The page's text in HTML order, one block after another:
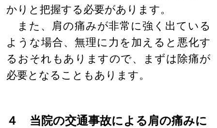
かりと把握する必要があります。
また、肩の痛みが非常に強く出ている
ような場合、無理に力を加えると悪化す
るおそれもありますので、まずは除痛が
必要となることもあります。
４ 当院の交通事故による肩の痛みに